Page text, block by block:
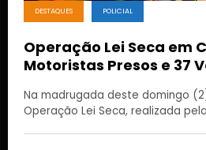
DESTAQUES POLICIAL
Operação Lei Seca em
Motoristas Presos e 37
Na madrugada deste domingo
Operação Lei Seca, realizada